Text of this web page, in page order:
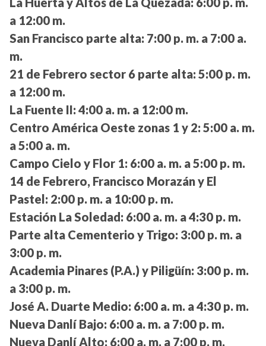
a 12:00 m.
San Francisco parte alta: 7:00 p. m. a 7:00 a.
m.
21 de Febrero sector 6 parte alta: 5:00 p. m.
a 12:00 m.
La Fuente II: 4:00 a. m. a 12:00 m.
Centro América Oeste zonas 1 y 2: 5:00 a. m.
a 5:00 a. m.
Campo Cielo y Flor 1: 6:00 a. m. a 5:00 p. m.
14 de Febrero, Francisco Morazán y El
Pastel: 2:00 p. m. a 10:00 p. m.
Estación La Soledad: 6:00 a. m. a 4:30 p. m.
Parte alta Cementerio y Trigo: 3:00 p. m. a
3:00 p. m.
Academia Pinares (P.A.) y Piligüín: 3:00 p. m.
a 3:00 p. m.
José A. Duarte Medio: 6:00 a. m. a 4:30 p. m.
Nueva Danlí Bajo: 6:00 a. m. a 7:00 p. m.
Nueva Danlí Alto: 6:00 a. m. a 7:00 p. m.